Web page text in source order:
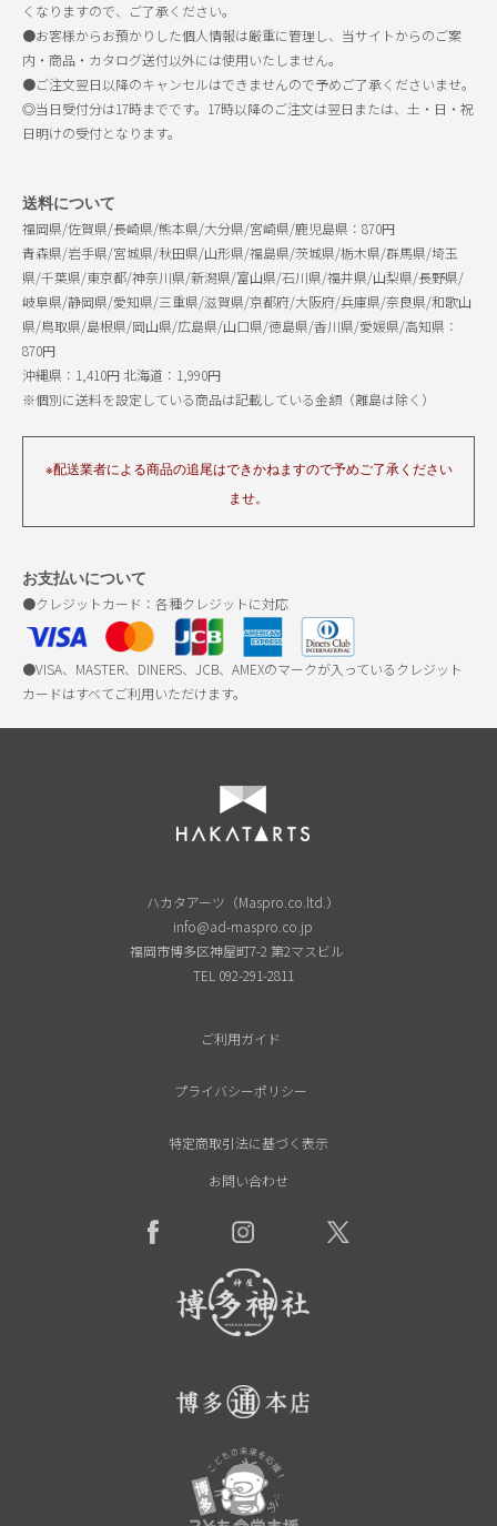
くなりますので、ご了承ください。
●お客様からお預かりした個人情報は厳重に管理し、当サイトからのご案
内・商品・カタログ送付以外には使用いたしません。
●ご注文翌日以降のキャンセルはできませんので予めご了承くださいませ。
◎当日受付分は17時までです。17時以降のご注文は翌日または、土・日・祝
日明けの受付となります。
送料について
福岡県/佐賀県/長崎県/熊本県/大分県/宮崎県/鹿児島県：870円
青森県/岩手県/宮城県/秋田県/山形県/福島県/茨城県/栃木県/群馬県/埼玉
県/千葉県/東京都/神奈川県/新潟県/富山県/石川県/福井県/山梨県/長野県/
岐阜県/静岡県/愛知県/三重県/滋賀県/京都府/大阪府/兵庫県/奈良県/和歌山
県/鳥取県/島根県/岡山県/広島県/山口県/徳島県/香川県/愛媛県/高知県：
870円
沖縄県：1,410円 北海道：1,990円
※個別に送料を設定している商品は記載している金額（離島は除く）
※配送業者による商品の追尾はできかねますので予めご了承ください
ませ。
お支払いについて
●クレジットカード：各種クレジットに対応
●VISA、MASTER、DINERS、JCB、AMEXのマークが入っているクレジット
カードはすべてご利用いただけます。
ハカタアーツ（Maspro.co.ltd.）
info@ad-maspro.co.jp
福岡市博多区神屋町7-2 第2マスビル
TEL 092-291-2811
ご利用ガイド
プライバシーポリシー
特定商取引法に基づく表示
お問い合わせ